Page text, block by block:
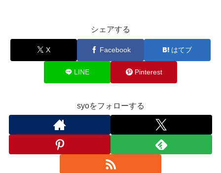
シェアする
X Facebook はてブ
LINE Pinterest
syoをフォローする